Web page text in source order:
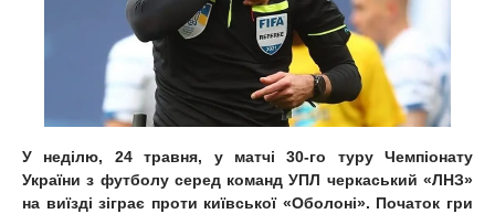
У неділю, 24 травня, у матчі 30-го туру Чемпіонату
України з футболу серед команд УПЛ черкаський «ЛНЗ»
на виїзді зіграє проти київської «Оболоні». Початок гри